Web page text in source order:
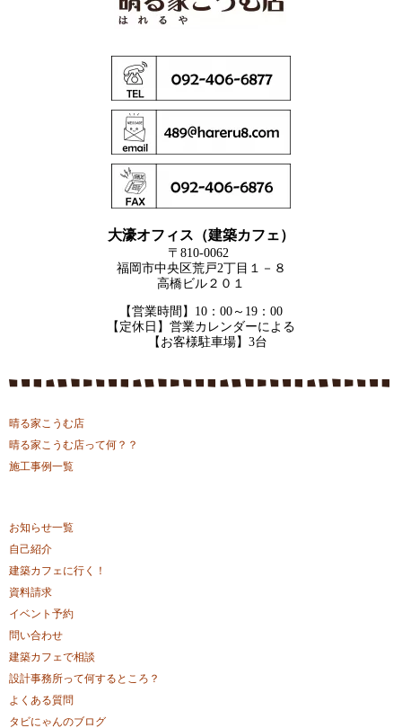
大濠オフィス（建築カフェ）
〒810-0062
福岡市中央区荒戸2丁目１－８
高橋ビル２０１
【営業時間】10：00～19：00
【定休日】営業カレンダーによる
【お客様駐車場】3台
晴る家こうむ店
晴る家こうむ店って何？？
施工事例一覧
お知らせ一覧
自己紹介
建築カフェに行く！
資料請求
イベント予約
問い合わせ
建築カフェで相談
設計事務所って何するところ？
よくある質問
タビにゃんのブログ